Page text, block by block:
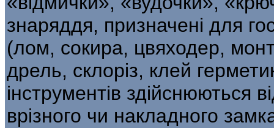
знаряддя, призначені для
(лом, со­кира, цвяходер,
дрель, склоріз, клей
інструментів здійснюються
врізного чи накладного